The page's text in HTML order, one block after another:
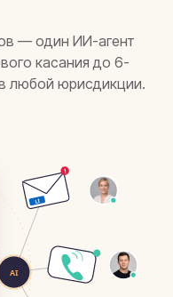
— один ИИ-агент
касания до 6-
любой юрисдикции.
AI
LI
!